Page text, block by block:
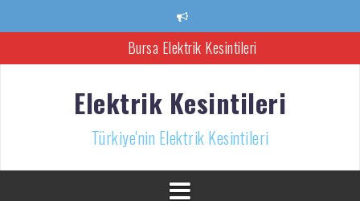
Ankara Elektrik Kesintisi
İzmir Elektrik Kesintisi
Bursa Elektrik Kesintileri
Elektrik Kesintileri
Türkiye'nin Elektrik Kesintileri